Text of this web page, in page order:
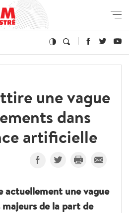
une vague
dans
artificielle
actuellement une vague
de la part de